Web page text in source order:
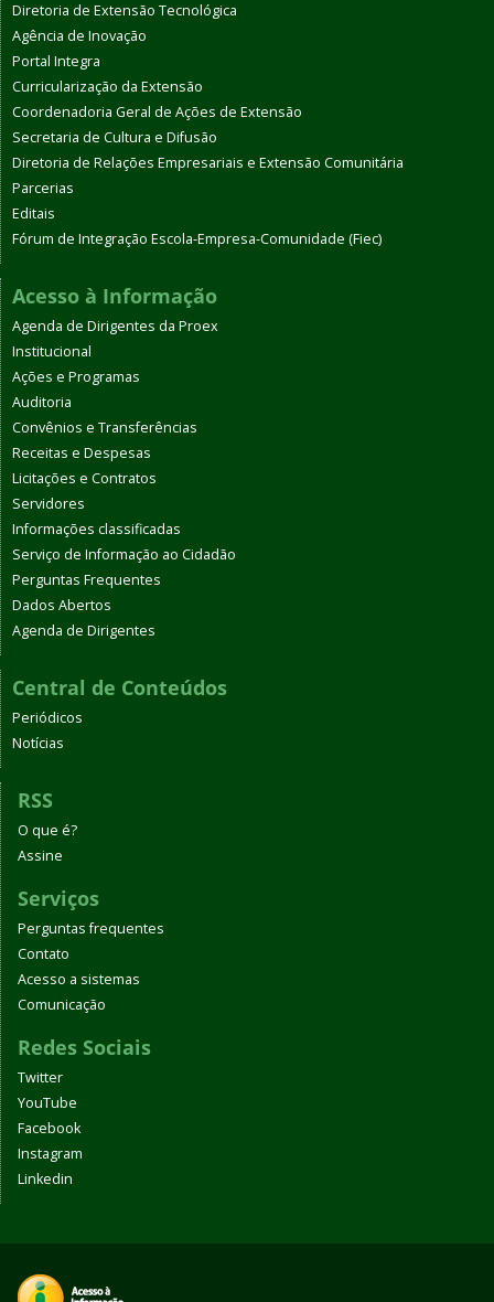
Diretoria de Extensão Tecnológica
Agência de Inovação
Portal Integra
Curricularização da Extensão
Coordenadoria Geral de Ações de Extensão
Secretaria de Cultura e Difusão
Diretoria de Relações Empresariais e Extensão Comunitária
Parcerias
Editais
Fórum de Integração Escola-Empresa-Comunidade (Fiec)
Acesso à Informação
Agenda de Dirigentes da Proex
Institucional
Ações e Programas
Auditoria
Convênios e Transferências
Receitas e Despesas
Licitações e Contratos
Servidores
Informações classificadas
Serviço de Informação ao Cidadão
Perguntas Frequentes
Dados Abertos
Agenda de Dirigentes
Central de Conteúdos
Periódicos
Notícias
RSS
O que é?
Assine
Serviços
Perguntas frequentes
Contato
Acesso a sistemas
Comunicação
Redes Sociais
Twitter
YouTube
Facebook
Instagram
Linkedin